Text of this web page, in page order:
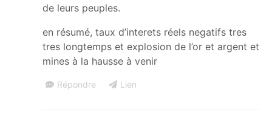
de leurs peuples.
en résumé, taux d’interets réels negatifs tres
tres longtemps et explosion de l’or et argent et
mines à la hausse à venir
Répondre Lien